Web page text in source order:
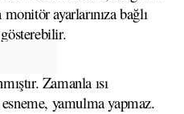
ayarlarınıza bağlı
Zamanla ısı
yamulma yapmaz.